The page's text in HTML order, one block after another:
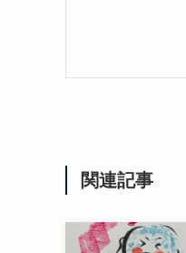
関連記事